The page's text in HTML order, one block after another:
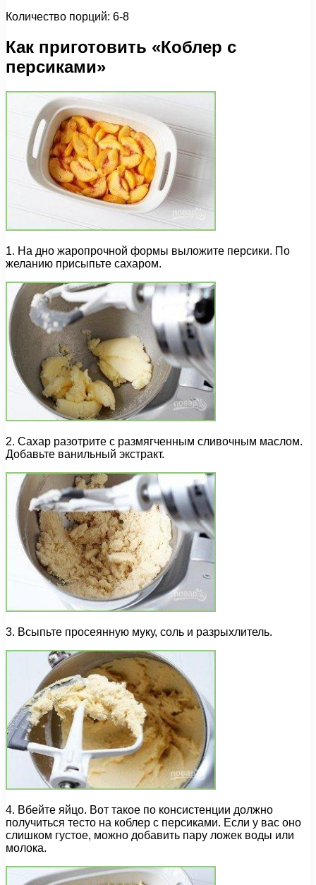
Количество порций: 6-8
Как приготовить «Коблер с
персиками»
1. На дно жаропрочной формы выложите персики. По
желанию присыпьте сахаром.
2. Сахар разотрите с размягченным сливочным маслом.
Добавьте ванильный экстракт.
3. Всыпьте просеянную муку, соль и разрыхлитель.
4. Вбейте яйцо. Вот такое по консистенции должно
получиться тесто на коблер с персиками. Если у вас оно
слишком густое, можно добавить пару ложек воды или
молока.